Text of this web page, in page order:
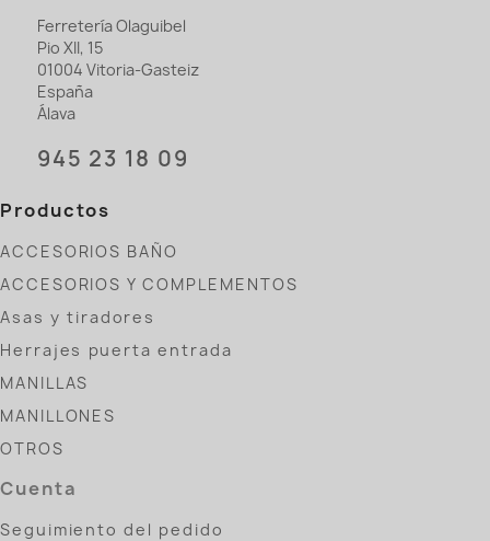
Ferretería Olaguibel
Pio XII, 15
01004 Vitoria-Gasteiz
España
Álava
945 23 18 09
Productos
ACCESORIOS BAÑO
ACCESORIOS Y COMPLEMENTOS
Asas y tiradores
Herrajes puerta entrada
MANILLAS
MANILLONES
OTROS
Cuenta
Seguimiento del pedido